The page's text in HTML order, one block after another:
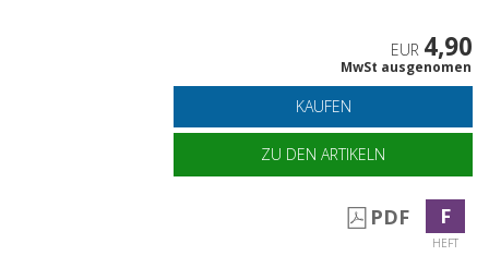
EUR 4,90
MwSt ausgenomen
KAUFEN
ZU DEN ARTIKELN
PDF F
HEFT